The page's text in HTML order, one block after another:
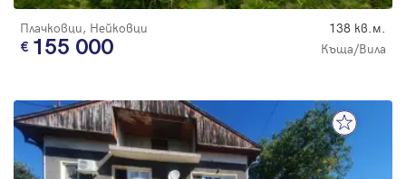
Плачковци, Нейковци 138 кв.м.
155 000 Къща/Вила